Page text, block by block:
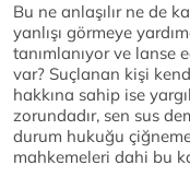
Bu ne anlaşılır ne de
yanlışı görmeye
tanımlanıyor ve lanse
var? Suçlanan kişi
hakkına sahip ise
zorundadır, sen sus
durum hukuğu
mahkemeleri dahi bu